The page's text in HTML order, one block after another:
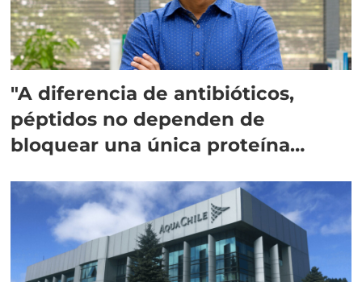
"A diferencia de antibióticos,
péptidos no dependen de
bloquear una única proteína